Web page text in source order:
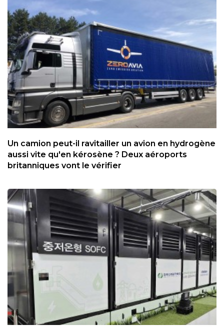
Un camion peut-il ravitailler un avion en hydrogène
aussi vite qu'en kérosène ? Deux aéroports
britanniques vont le vérifier